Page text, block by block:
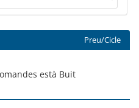
Preu/Cicle
està Buit